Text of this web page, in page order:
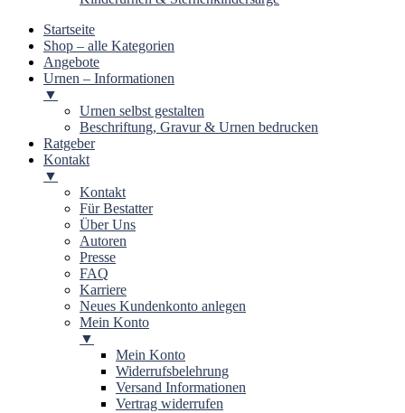
Startseite
Shop – alle Kategorien
Angebote
Urnen – Informationen
▼
Urnen selbst gestalten
Beschriftung, Gravur & Urnen bedrucken
Ratgeber
Kontakt
▼
Kontakt
Für Bestatter
Über Uns
Autoren
Presse
FAQ
Karriere
Neues Kundenkonto anlegen
Mein Konto
▼
Mein Konto
Widerrufsbelehrung
Versand Informationen
Vertrag widerrufen